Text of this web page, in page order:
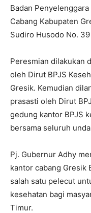
Badan
Cabang Kabupaten
Sudiro Husodo No.
Peresmian dilakukan
oleh Dirut BPJS
Gresik. Kemudian
prasasti oleh Dirut
gedung kantor BPJS
bersama seluruh
Pj. Gubernur Adhy
kantor cabang Gresik
salah satu pelecut
kesehatan bagi
Timur.